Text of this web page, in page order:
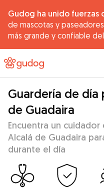
Gudog ha unido fuerzas
de mascotas y
más grande y confiable
Guardería de día
de Guadaira
Encuentra un
Alcalá de Guadaira
durante el día